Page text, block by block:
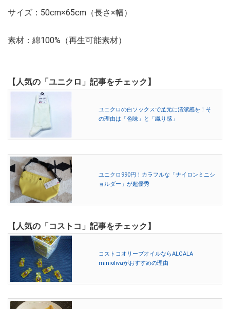
サイズ：50cm×65cm（長さ×幅）
素材：綿100%（再生可能素材）
【人気の「ユニクロ」記事をチェック】
ユニクロの白ソックスで足元に清潔感を！そ
の理由は「色味」と「織り感」
ユニクロ990円！カラフルな「ナイロンミニシ
ョルダー」が超優秀
【人気の「コストコ」記事をチェック】
コストコオリーブオイルならALCALA
miniolivaがおすすめの理由